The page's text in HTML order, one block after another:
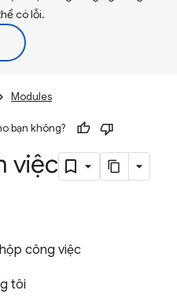
có lỗi.
Modules
bạn không?
việc
công việc
tôi